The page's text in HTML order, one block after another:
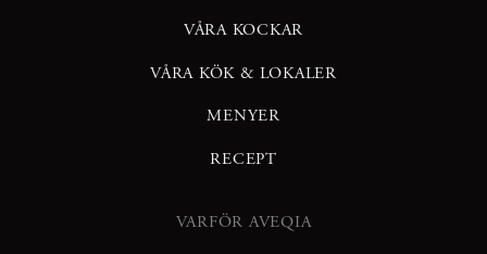
VÅRA KOCKAR
VÅRA KÖK & LOKALER
MENYER
RECEPT
VARFÖR AVEQIA